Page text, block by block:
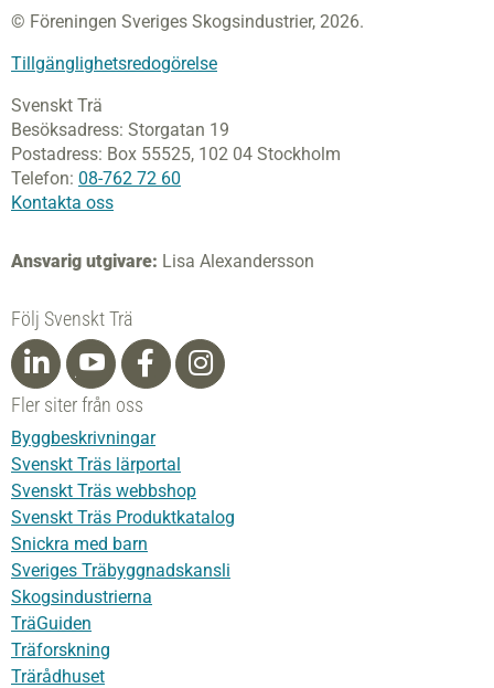
© Föreningen Sveriges Skogsindustrier, 2026.
Tillgänglighetsredogörelse
Svenskt Trä
Besöksadress: Storgatan 19
Postadress: Box 55525, 102 04 Stockholm
Telefon: 08-762 72 60
Kontakta oss
Ansvarig utgivare: Lisa Alexandersson
Följ Svenskt Trä
Fler siter från oss
Byggbeskrivningar
Svenskt Träs lärportal
Svenskt Träs webbshop
Svenskt Träs Produktkatalog
Snickra med barn
Sveriges Träbyggnadskansli
Skogsindustrierna
TräGuiden
Träforskning
Trärådhuset